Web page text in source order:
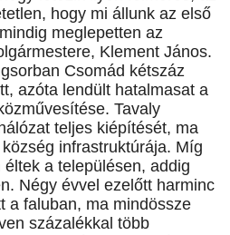
hogy mi állunk az első
meglepetten az
Klement János.
Csomád kétszáz
azóta lendült hatalmasat a
Tavaly
teljes kiépítését, ma
infrastruktúrája. Míg
a településen, addig
Négy évvel ezelőtt harminc
a faluban, ma mindössze
százalékkal több